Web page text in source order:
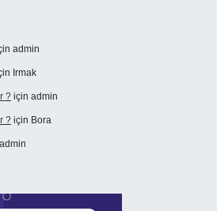
admin
Irmak
? için admin
? için Bora
admin